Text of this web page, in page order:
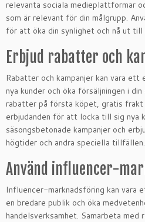
relevanta sociala medieplattformar
som är relevant för din målgrupp.
för att öka din synlighet och nå ut till
Erbjud rabatter och
Rabatter och kampanjer kan vara
nya kunder och öka försäljningen i
rabatter på första köpet, gratis
erbjudanden för att locka till sig nya
säsongsbetonade kampanjer och
högtider och andra speciella tillfällen.
Använd influencer-
Influencer-marknadsföring kan
en bredare publik och öka
handelsverksamhet. Samarbeta med